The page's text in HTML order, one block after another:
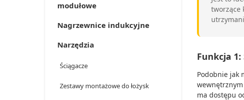
modułowe
Nagrzewnice indukcyjne
Narzędzia
Ściągacze
Zestawy montażowe do łożysk
tworzące
Funkcja 1:
Podobnie jak
ma dostępu